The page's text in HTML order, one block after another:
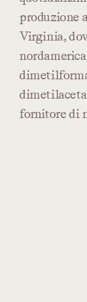
produzione
Virginia,
fornitore di